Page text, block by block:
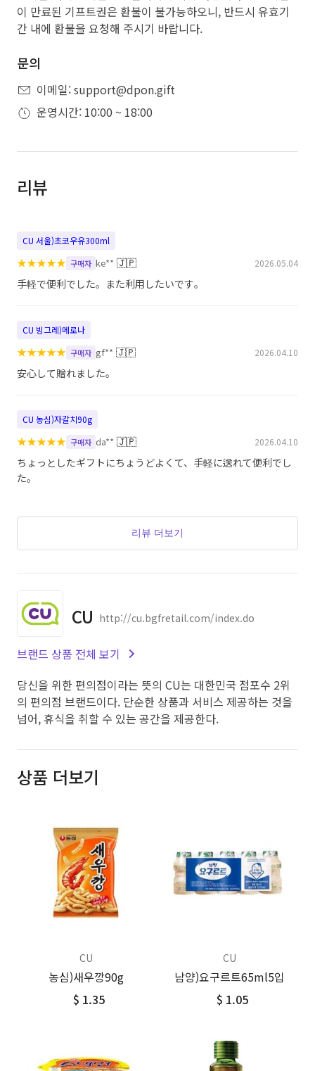
이 만료된 기프트권은 환불이 불가능하오니, 반드시 유효기
간 내에 환불을 요청해 주시기 바랍니다.
문의
이메일: support@dpon.gift
운영시간: 10:00 ~ 18:00
리뷰
CU 서울)초코우유300ml
★★★★★ 구매자 ke** 🇯🇵 2026.05.04
手軽で便利でした。また利用したいです。
CU 빙그레)메로나
★★★★★ 구매자 gf** 🇯🇵 2026.04.10
安心して贈れました。
CU 농심)자갈치90g
★★★★★ 구매자 da** 🇯🇵 2026.04.10
ちょっとしたギフトにちょうどよくて、手軽に送れて便利でし
た。
리뷰 더보기
CU http://cu.bgfretail.com/index.do
브랜드 상품 전체 보기
당신을 위한 편의점이라는 뜻의 CU는 대한민국 점포수 2위
의 편의점 브랜드이다. 단순한 상품과 서비스 제공하는 것을
넘어, 휴식을 취할 수 있는 공간을 제공한다.
상품 더보기
CU
농심)새우깡90g
$ 1.35
CU
남양)요구르트65ml5입
$ 1.05